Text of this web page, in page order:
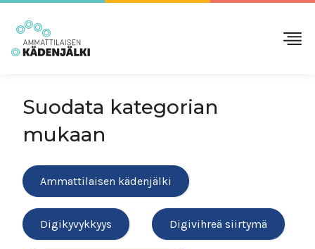
Suodata kategorian
mukaan
Ammattilaisen kädenjälki
Digikyvykkyys Digivihreä siirtymä